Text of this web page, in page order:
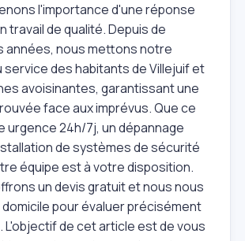
l'importance d'une réponse
travail de qualité. Depuis de
années, nous mettons notre
des habitants de Villejuif et
avoisinantes, garantissant une
face aux imprévus. Que ce
urgence 24h/7j, un dépannage
de systèmes de sécurité
équipe est à votre disposition.
un devis gratuit et nous nous
pour évaluer précisément
L'objectif de cet article est de vous